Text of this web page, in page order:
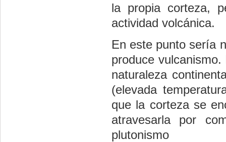
la propia corteza,
actividad volcánica.
En este punto sería
produce
naturaleza
(elevada
que la corteza se
atravesarla por
plutonismo